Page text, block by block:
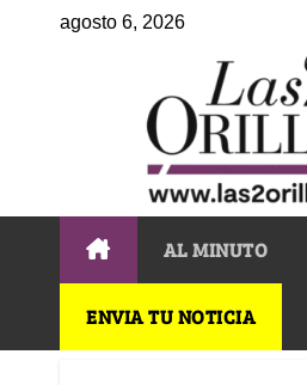
agosto 6, 2026
AL MINUTO
ENVIA TU NOTICIA